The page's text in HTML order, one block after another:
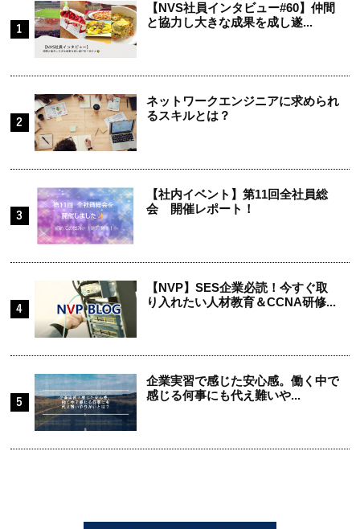
【NVS社員インタビュー#60】仲間
と協力し大きな成果を成し遂...
ネットワークエンジニアに求められ
るスキルとは？
【社内イベント】第11回全社員総
会 開催レポート！
【NVP】SES企業必読！今すぐ取
り入れたい人材教育＆CCNA研修...
企業実習で感じた安心感。働く中で
感じる何事にも代え難いや...